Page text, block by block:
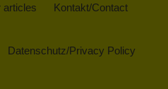
articles Kontakt/Contact
Datenschutz/Privacy Policy